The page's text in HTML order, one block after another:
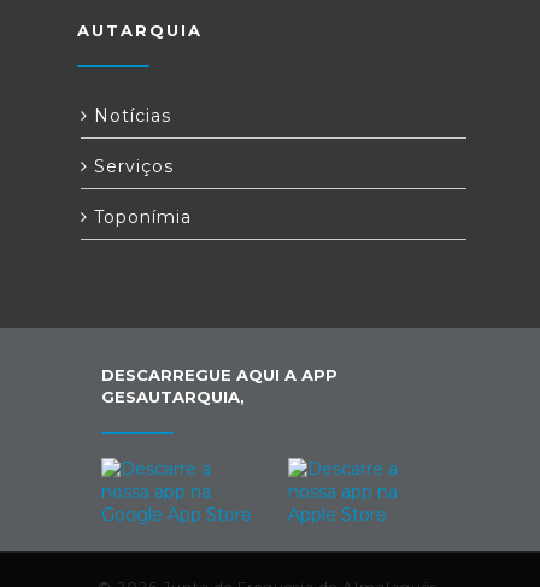
AUTARQUIA
Notícias
Serviços
Toponímia
DESCARREGUE AQUI A APP
GESAUTARQUIA,